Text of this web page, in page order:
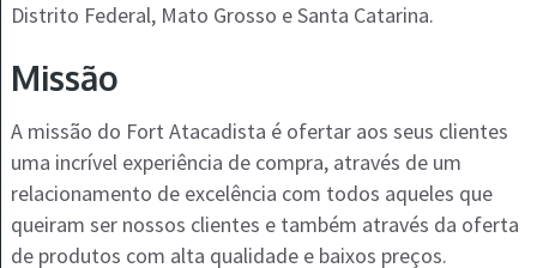
Distrito Federal, Mato Grosso e Santa Catarina.
Missão
A missão do Fort Atacadista é ofertar aos seus clientes
uma incrível experiência de compra, através de um
relacionamento de excelência com todos aqueles que
queiram ser nossos clientes e também através da oferta
de produtos com alta qualidade e baixos preços.